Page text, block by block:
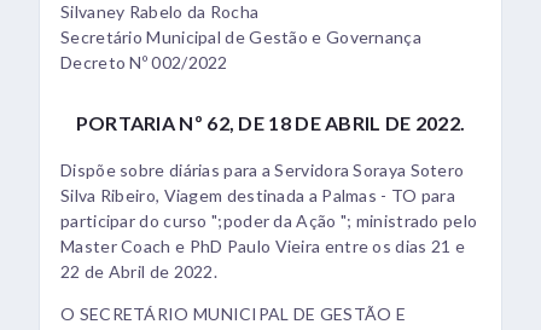
Silvaney Rabelo da Rocha
Secretário Municipal de Gestão e Governança
Decreto Nº 002/2022
PORTARIA Nº 62, DE 18 DE ABRIL DE 2022.
Dispõe sobre diárias para a Servidora Soraya Sotero
Silva Ribeiro, Viagem destinada a Palmas - TO para
participar do curso ";poder da Ação "; ministrado pelo
Master Coach e PhD Paulo Vieira entre os dias 21 e
22 de Abril de 2022.
O SECRETÁRIO MUNICIPAL DE GESTÃO E